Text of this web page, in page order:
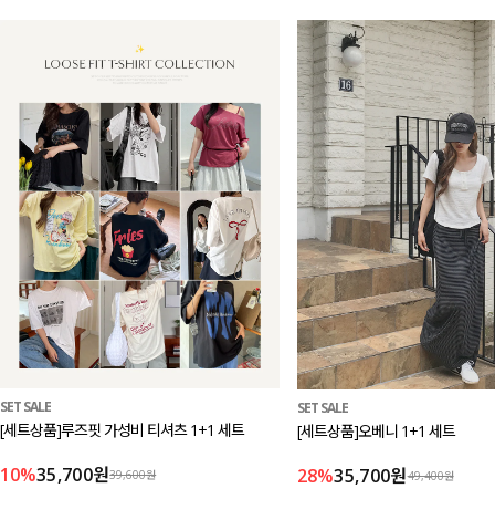
SET SALE
[세트상품]루즈핏 가성비 티셔츠 1+1 세트
10%35,700원39,600원
SET SALE
[세트상품]오베니 1+1 세트
28%35,700원49,400원